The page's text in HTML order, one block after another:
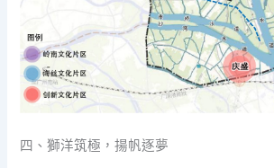
四、獅洋筑極，揚帆逐夢